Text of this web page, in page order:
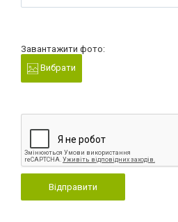
Завантажити фото:
Вибрати
Відправити